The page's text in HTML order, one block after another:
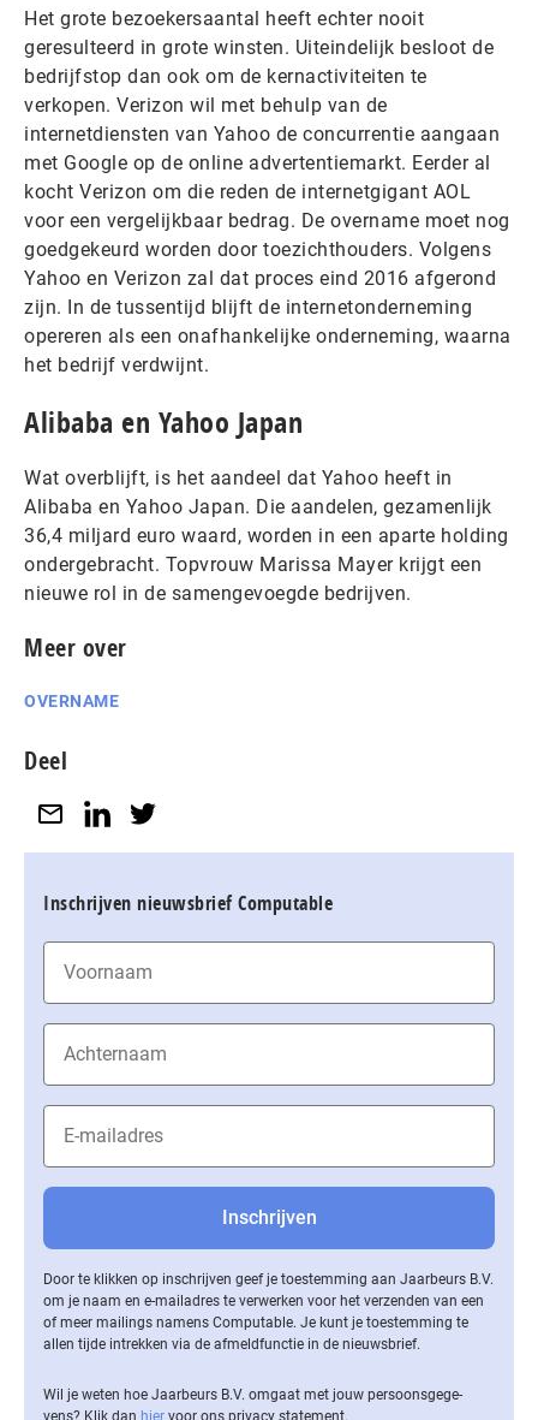
Het grote bezoekersaantal heeft echter nooit
geresulteerd in grote winsten. Uiteindelijk besloot de
bedrijfstop dan ook om de kernactiviteiten te
verkopen. Verizon wil met behulp van de
internetdiensten van Yahoo de concurrentie aangaan
met Google op de online advertentiemarkt. Eerder al
kocht Verizon om die reden de internetgigant AOL
voor een vergelijkbaar bedrag. De overname moet nog
goedgekeurd worden door toezichthouders. Volgens
Yahoo en Verizon zal dat proces eind 2016 afgerond
zijn. In de tussentijd blijft de internetonderneming
opereren als een onafhankelijke onderneming, waarna
het bedrijf verdwijnt.
Alibaba en Yahoo Japan
Wat overblijft, is het aandeel dat Yahoo heeft in
Alibaba en Yahoo Japan. Die aandelen, gezamenlijk
36,4 miljard euro waard, worden in een aparte holding
ondergebracht. Topvrouw Marissa Mayer krijgt een
nieuwe rol in de samengevoegde bedrijven.
Meer over
OVERNAME
Deel
Inschrijven nieuwsbrief Computable
Door te klikken op inschrijven geef je toestemming aan Jaarbeurs B.V.
om je naam en e-mailadres te verwerken voor het verzenden van een
of meer mailings namens Computable. Je kunt je toestemming te
allen tijde intrekken via de af­meld­func­tie in de nieuwsbrief.
Wil je weten hoe Jaarbeurs B.V. omgaat met jouw per­soons­ge­ge­